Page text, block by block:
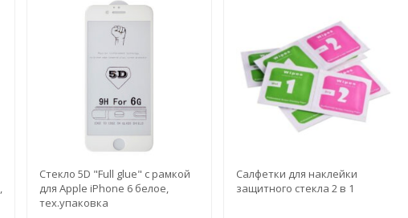
Стекло 5D "Full glue" с рамкой
для Apple iPhone 6 белое,
тех.упаковка
Салфетки для наклейки
защитного стекла 2 в 1